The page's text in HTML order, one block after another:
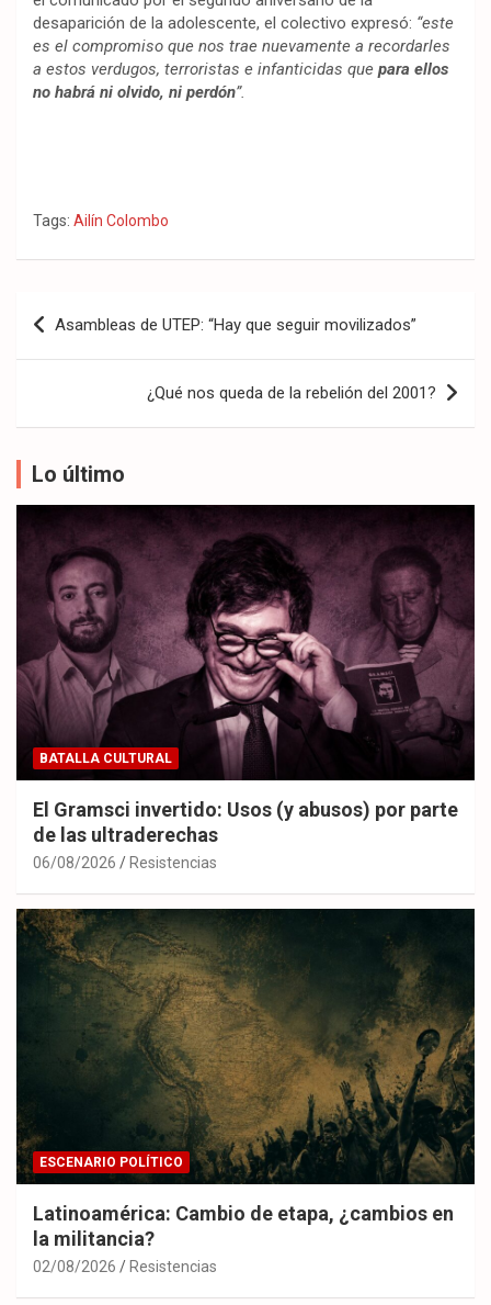
desaparición de la adolescente, el colectivo expresó: “este
es el compromiso que nos trae nuevamente a recordarles
a estos verdugos, terroristas e infanticidas que para ellos
no habrá ni olvido, ni perdón”.
Tags: Ailín Colombo
Navegación
de
Asambleas de UTEP: “Hay que seguir movilizados”
¿Qué nos queda de la rebelión del 2001?
Lo último
BATALLA CULTURAL
El Gramsci invertido: Usos (y abusos) por parte
de las ultraderechas
06/08/2026 Resistencias
ESCENARIO POLÍTICO
Latinoamérica: Cambio de etapa, ¿cambios en
la militancia?
02/08/2026 Resistencias